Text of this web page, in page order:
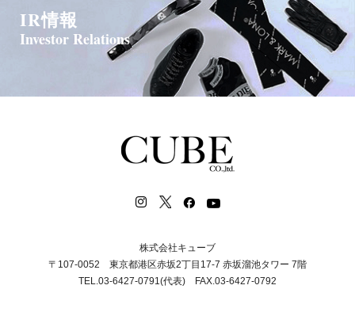
IR情報
Investor Relations
株式会社キューブ
〒107-0052 東京都港区赤坂2丁目17-7 赤坂溜池タワー 7階
TEL.03-6427-0791(代表) FAX.03-6427-0792